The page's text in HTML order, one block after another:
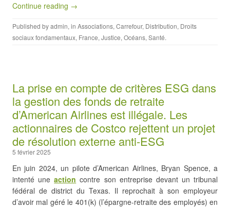
Continue reading →
Published byadmin, in Associations, Carrefour, Distribution, Droits
sociaux fondamentaux, France, Justice, Océans, Santé.
La prise en compte de critères ESG dans
la gestion des fonds de retraite
d’American Airlines est illégale. Les
actionnaires de Costco rejettent un projet
de résolution externe anti-ESG
5 février 2025
En juin 2024, un pilote d’American Airlines, Bryan Spence, a
intenté uneaction contre son entreprise devant un tribunal
fédéral de district du Texas. Il reprochait à son employeur
d’avoir mal géré le 401(k) (l’épargne-retraite des employés) en